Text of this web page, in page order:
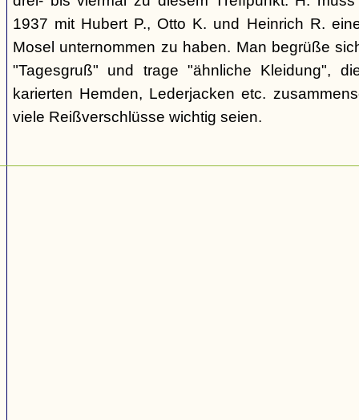
1937 mit Hubert P., Otto K. und Heinrich R.
Mosel unternommen zu haben. Man begrüße
"Tagesgruß" und trage "ähnliche Kleidung",
karierten Hemden, Lederjacken etc.
viele Reißverschlüsse wichtig seien.